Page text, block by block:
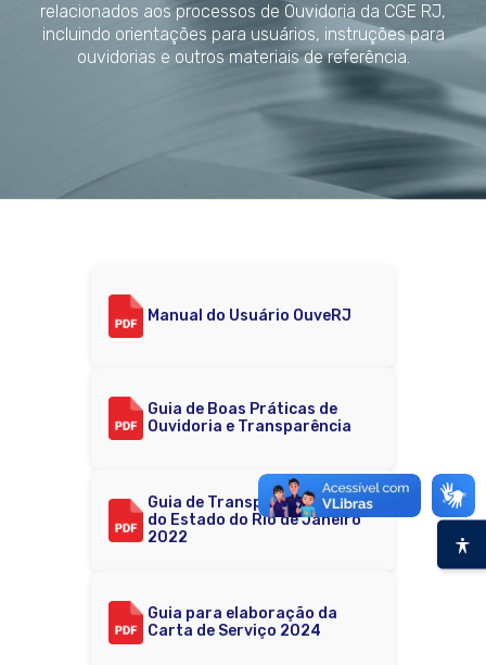
relacionados aos processos de Ouvidoria da CGE RJ,
incluindo orientações para usuários, instruções para
ouvidorias e outros materiais de referência.
Manual do Usuário OuveRJ
Guia de Boas Práticas de
Ouvidoria e Transparência
Guia de Transparência Ativa
do Estado do Rio de Janeiro
2022
Guia para elaboração da
Carta de Serviço 2024